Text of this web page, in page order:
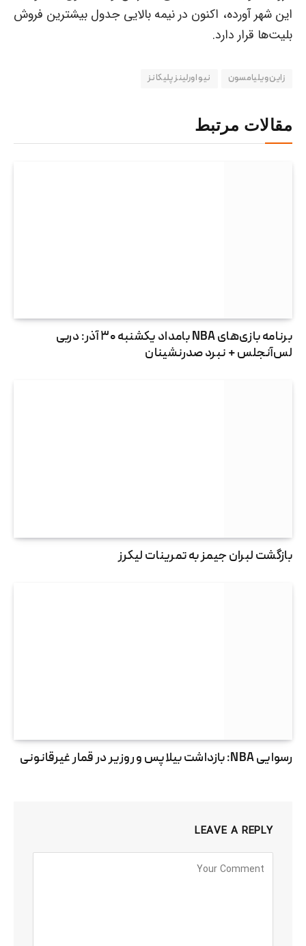
این شهر آورده، اکنون در نیمه بالایی جدول بیشترین فروش
بلیت‌ها قرار دارد.
زاین ویلیامسون نیو اورلینز پلیکانز
مقالات مرتبط
برنامه بازی‌های NBA بامداد یکشنبه ۳۰ آذر: دربی
لس‌آنجلس + نبرد صدرنشینان
بازگشت لبران جیمز به تمرینات لیکرز
رسوایی NBA: بازداشت بیلاپس و روزیر در قمار غیرقانونی
LEAVE A REPLY